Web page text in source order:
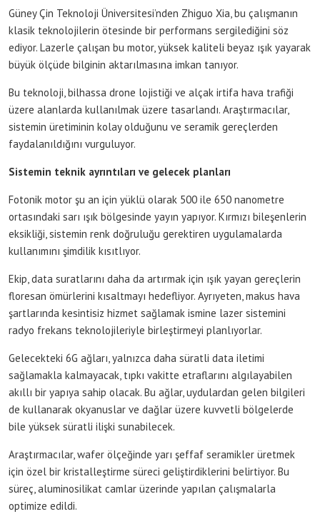
Güney Çin Teknoloji Üniversitesi’nden Zhiguo Xia, bu çalışmanın
klasik teknolojilerin ötesinde bir performans sergilediğini söz
ediyor. Lazerle çalışan bu motor, yüksek kaliteli beyaz ışık yayarak
büyük ölçüde bilginin aktarılmasına imkan tanıyor.
Bu teknoloji, bilhassa drone lojistiği ve alçak irtifa hava trafiği
üzere alanlarda kullanılmak üzere tasarlandı. Araştırmacılar,
sistemin üretiminin kolay olduğunu ve seramik gereçlerden
faydalanıldığını vurguluyor.
Sistemin teknik ayrıntıları ve gelecek planları
Fotonik motor şu an için yüklü olarak 500 ile 650 nanometre
ortasındaki sarı ışık bölgesinde yayın yapıyor. Kırmızı bileşenlerin
eksikliği, sistemin renk doğruluğu gerektiren uygulamalarda
kullanımını şimdilik kısıtlıyor.
Ekip, data suratlarını daha da artırmak için ışık yayan gereçlerin
floresan ömürlerini kısaltmayı hedefliyor. Ayrıyeten, makus hava
şartlarında kesintisiz hizmet sağlamak ismine lazer sistemini
radyo frekans teknolojileriyle birleştirmeyi planlıyorlar.
Gelecekteki 6G ağları, yalnızca daha süratli data iletimi
sağlamakla kalmayacak, tıpkı vakitte etraflarını algılayabilen
akıllı bir yapıya sahip olacak. Bu ağlar, uydulardan gelen bilgileri
de kullanarak okyanuslar ve dağlar üzere kuvvetli bölgelerde
bile yüksek süratli ilişki sunabilecek.
Araştırmacılar, wafer ölçeğinde yarı şeffaf seramikler üretmek
için özel bir kristalleştirme süreci geliştirdiklerini belirtiyor. Bu
süreç, aluminosilikat camlar üzerinde yapılan çalışmalarla
optimize edildi.